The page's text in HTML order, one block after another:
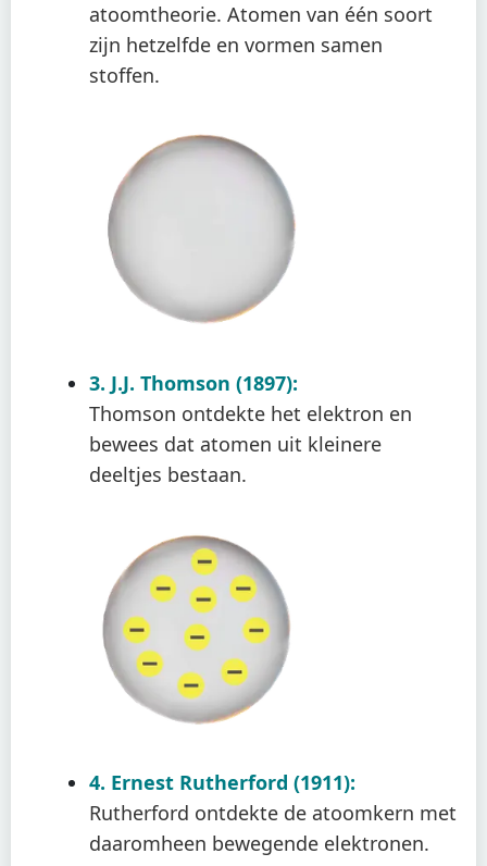
atoomtheorie. Atomen van één soort
zijn hetzelfde en vormen samen
stoffen.
3. J.J. Thomson (1897):
Thomson ontdekte het elektron en
bewees dat atomen uit kleinere
deeltjes bestaan.
4. Ernest Rutherford (1911):
Rutherford ontdekte de atoomkern met
daaromheen bewegende elektronen.